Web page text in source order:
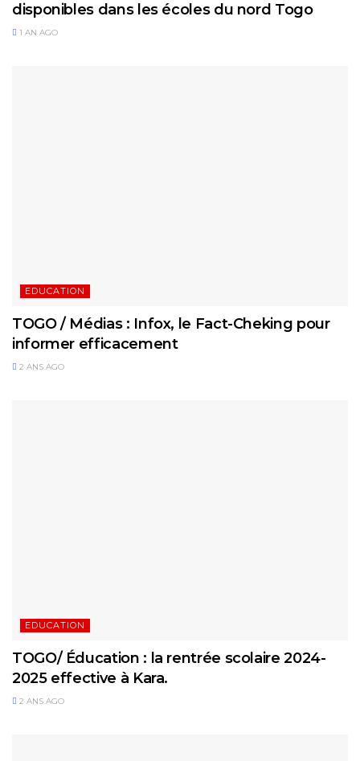
disponibles dans les écoles du nord Togo
1 AN AGO
EDUCATION
TOGO / Médias : Infox, le Fact-Cheking pour
informer efficacement
2 ANS AGO
EDUCATION
TOGO/ Éducation : la rentrée scolaire 2024-
2025 effective à Kara.
2 ANS AGO